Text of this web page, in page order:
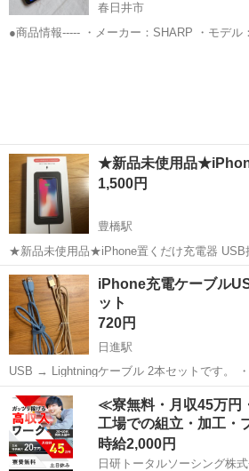
春日井市
●商品情報----- ・メーカー：SHARP ・モデル
★新品未使用品
1,500円
豊橋駅
★新品未使用品★iPhone置くだけ充電器 USB接続充電で車内でも家の
中でも置くだけで充電が出来ます！ 新品未使
真を撮る為に開封しましたがビニール袋からは
を求める方や神経質な...
愛知 豊橋市 豊橋駅 その他
iPhone充電ケーブル
ット
720円
日進駅
USB → Lightningケーブル 2本セットです。 ・水色 高級ケーブル 約
1.1m新品2000円ほどしました。 ・evers製 ゴール
充電確認済みです。 ナイロン編み込み
愛知 日進市 日進駅 その他
≪寮無料・月収45万円
工場での組立・加工・
時給2,000円
日研トータルソーシング株